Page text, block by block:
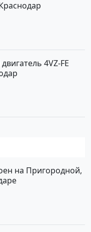
4VZ-FE
на Пригородной,